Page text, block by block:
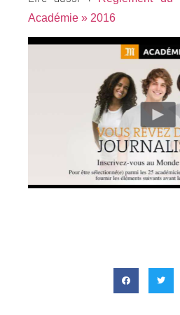
Académie » 2016